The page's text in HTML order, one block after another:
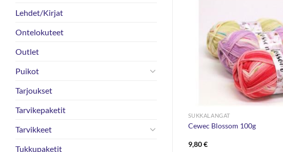
Lehdet/Kirjat
Ontelokuteet
Outlet
Puikot
Tarjoukset
Tarvikepaketit
Tarvikkeet
Tukkupaketit
SUKKALANGAT
Cewec Blossom 100g
9,80€
100g